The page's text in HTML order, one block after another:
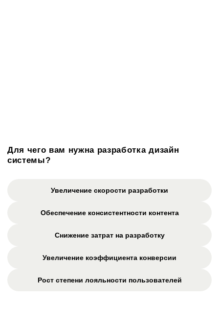
Для чего вам нужна разработка дизайн
системы?
Увеличение скорости разработки
Обеспечение консистентности контента
Снижение затрат на разработку
Увеличение коэффициента конверсии
Рост степени лояльности пользователей